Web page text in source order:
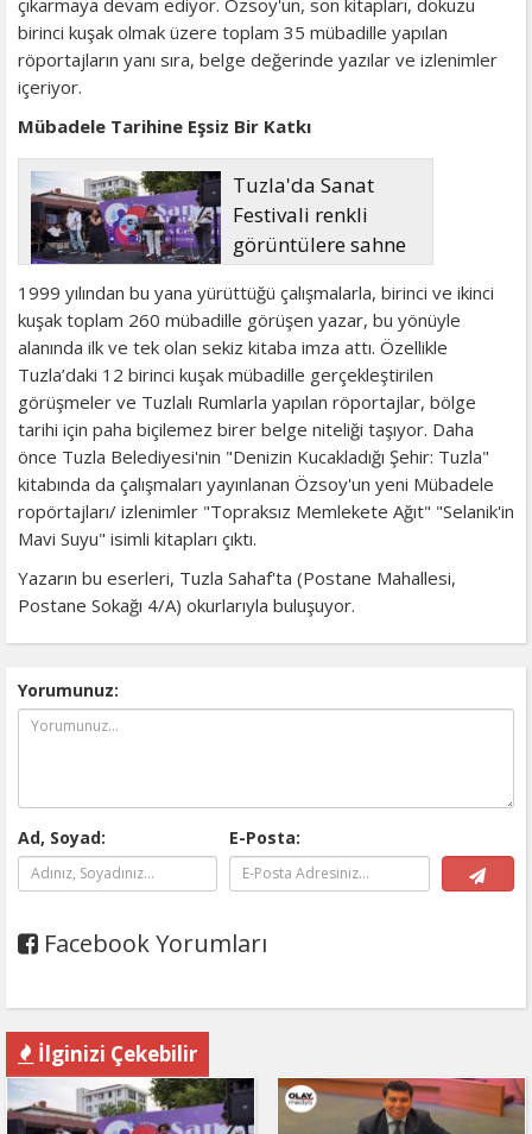
birinci kuşak olmak üzere toplam 35 mübadille yapılan
röportajların yanı sıra, belge değerinde yazılar ve izlenimler
içeriyor.
Mübadele Tarihine Eşsiz Bir Katkı
Tuzla'da Sanat
Festivali renkli
görüntülere sahne
oldu
1999 yılından bu yana yürüttüğü çalışmalarla, birinci ve ikinci
kuşak toplam 260 mübadille görüşen yazar, bu yönüyle
alanında ilk ve tek olan sekiz kitaba imza attı. Özellikle
Tuzla’daki 12 birinci kuşak mübadille gerçekleştirilen
görüşmeler ve Tuzlalı Rumlarla yapılan röportajlar, bölge
tarihi için paha biçilemez birer belge niteliği taşıyor. Daha
önce Tuzla Belediyesi'nin "Denizin Kucakladığı Şehir: Tuzla"
kitabında da çalışmaları yayınlanan Özsoy'un yeni Mübadele
ropörtajları/ izlenimler "Topraksız Memlekete Ağıt" "Selanik'in
Mavi Suyu" isimli kitapları çıktı.
Yazarın bu eserleri, Tuzla Sahaf'ta (Postane Mahallesi,
Postane Sokağı 4/A) okurlarıyla buluşuyor.
Yorumunuz:
Ad, Soyad: E-Posta:
Facebook Yorumları
İlginizi Çekebilir